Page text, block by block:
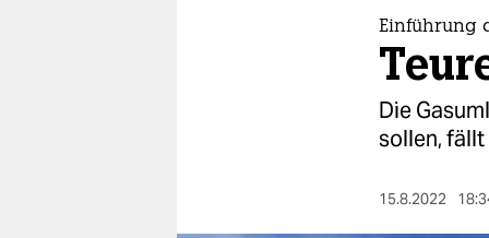
Einführung
Die
sollen,
15.8.2022